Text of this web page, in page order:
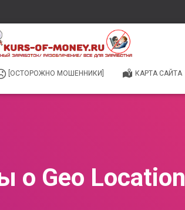
[ОСТОРОЖНО МОШЕННИКИ] КАРТА САЙТА
о Geo Location